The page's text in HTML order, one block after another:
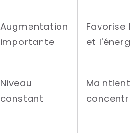
Augmentation
importante
Favorise
et
Niveau
constant